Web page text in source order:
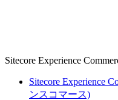
Sitecore Experience
Sitecore Experience
ンスコマース)